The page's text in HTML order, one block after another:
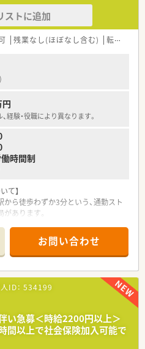
といった薬剤師としての基幹業務を
。
、患者様の経済的負担も考慮した服
品川区に1店舗の計5店舗を運営して
」という意欲を会社が支援してくれる
す。
が意見を出し合える環境づくりを大
ストに追加
残業なし(ほぼなし含む) 転勤なし
経験・役職により異なります。
時間制
て】
ら徒歩わずか3分という、通勤スト
あります。
。
いるため、患者様一人ひとりに丁寧
います。
調剤薬局を集中して展開し、地域に
ます。
各店舗が地域特性に合わせた薬局運
います。
える「かかりつけ薬局」としての役
お問い合わせ
ID： 534199
い急募＜時給2200円以上＞
間以上で社会保険加入可能で